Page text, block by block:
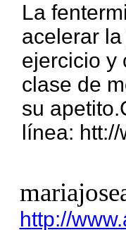
La
acelerar
ejercicio y
clase de
su
línea:
http://